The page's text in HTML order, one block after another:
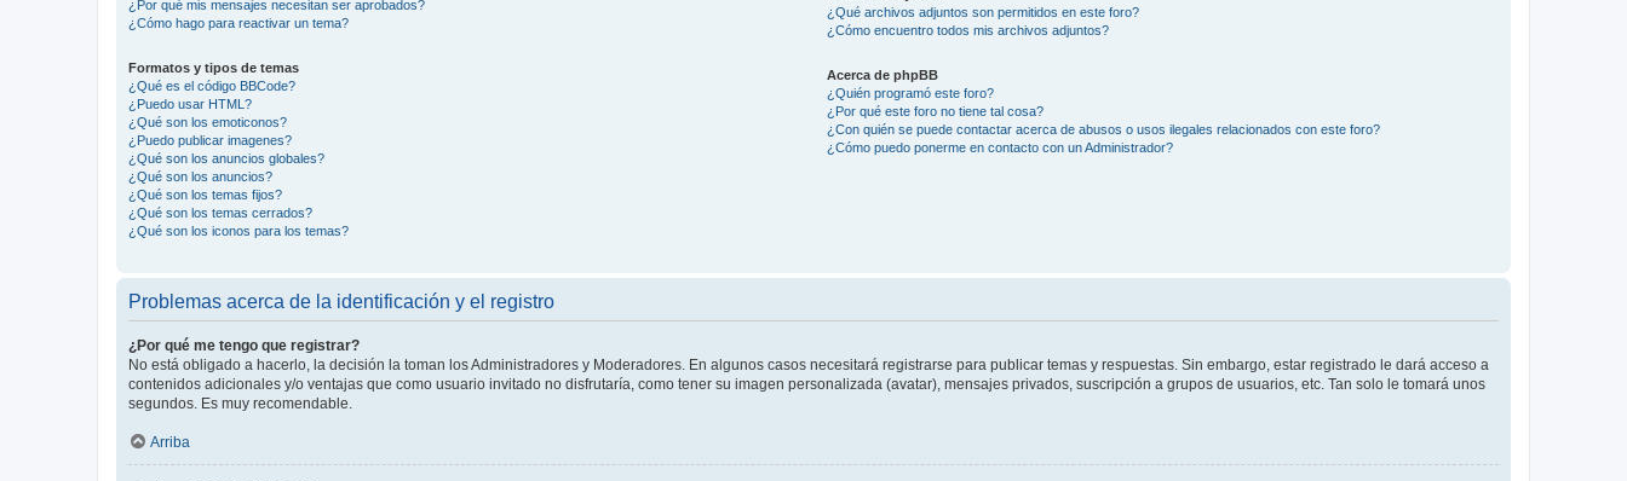
¿Por qué mis mensajes necesitan ser aprobados?
¿Cómo hago para reactivar un tema?
Formatos y tipos de temas
¿Qué es el código BBCode?
¿Puedo usar HTML?
¿Qué son los emoticonos?
¿Puedo publicar imagenes?
¿Qué son los anuncios globales?
¿Qué son los anuncios?
¿Qué son los temas fijos?
¿Qué son los temas cerrados?
¿Qué son los iconos para los temas?
¿Qué archivos adjuntos son permitidos en este foro?
¿Cómo encuentro todos mis archivos adjuntos?
Acerca de phpBB
¿Quién programó este foro?
¿Por qué este foro no tiene tal cosa?
¿Con quién se puede contactar acerca de abusos o usos ilegales relacionados con este foro?
¿Cómo puedo ponerme en contacto con un Administrador?
Problemas acerca de la identificación y el registro
¿Por qué me tengo que registrar?
No está obligado a hacerlo, la decisión la toman los Administradores y Moderadores. En algunos casos necesitará registrarse para publicar temas y respuestas. Sin embargo, estar registrado le dará acceso a
contenidos adicionales y/o ventajas que como usuario invitado no disfrutaría, como tener su imagen personalizada (avatar), mensajes privados, suscripción a grupos de usuarios, etc. Tan solo le tomará unos
segundos. Es muy recomendable.
Arriba